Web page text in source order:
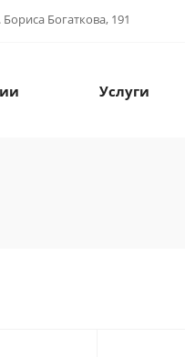
Богаткова, 191
Услуги